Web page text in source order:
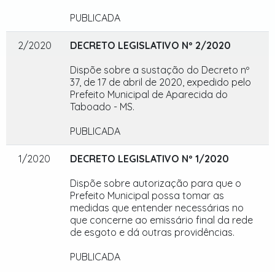
PUBLICADA
2/2020
DECRETO LEGISLATIVO Nº 2/2020
Dispõe sobre a sustação do Decreto nº
37, de 17 de abril de 2020, expedido pelo
Prefeito Municipal de Aparecida do
Taboado - MS.
PUBLICADA
1/2020
DECRETO LEGISLATIVO Nº 1/2020
Dispõe sobre autorização para que o
Prefeito Municipal possa tomar as
medidas que entender necessárias no
que concerne ao emissário final da rede
de esgoto e dá outras providências.
PUBLICADA